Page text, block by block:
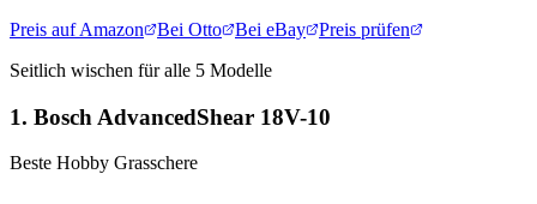
Preis auf Amazon
Bei Otto Bei eBay
Preis prüfen
Seitlich wischen für alle 5 Modelle
1. Bosch AdvancedShear 18V-10
Beste Hobby Grasschere